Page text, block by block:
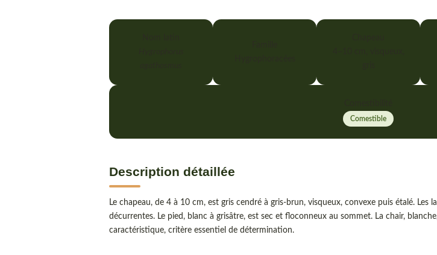
Comestible
Description détaillée
Le chapeau, de 4 à 10 cm, est gris cendré à gris-brun, visqueux, convexe puis étalé. Les
décurrentes. Le pied, blanc à grisâtre, est sec et floconneux au sommet. La chair,
caractéristique, critère essentiel de détermination.